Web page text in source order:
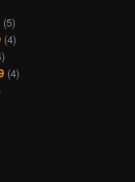
(5)
(4)
(4)